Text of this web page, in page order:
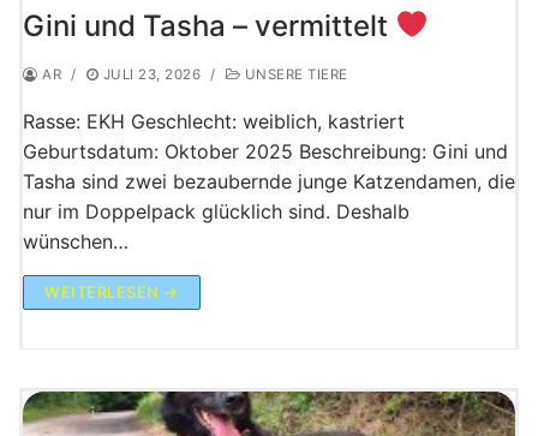
Gini und Tasha – vermittelt
AR / JULI 23, 2026 / UNSERE TIERE
Rasse: EKH Geschlecht: weiblich, kastriert
Geburtsdatum: Oktober 2025 Beschreibung: Gini und
Tasha sind zwei bezaubernde junge Katzendamen, die
nur im Doppelpack glücklich sind. Deshalb
wünschen…
WEITERLESEN →